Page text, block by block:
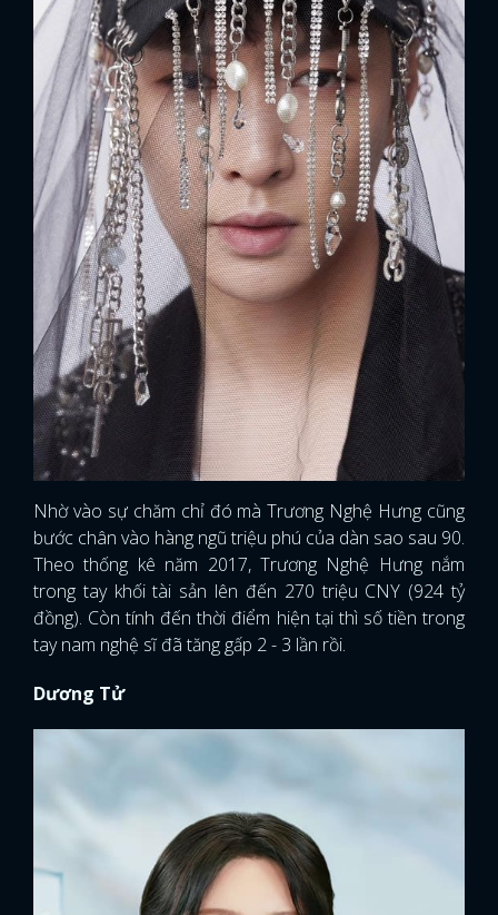
Nhờ vào sự chăm chỉ đó mà Trương Nghệ Hưng cũng
bước chân vào hàng ngũ triệu phú của dàn sao sau 90.
Theo thống kê năm 2017, Trương Nghệ Hưng nắm
trong tay khối tài sản lên đến 270 triệu CNY (924 tỷ
đồng). Còn tính đến thời điểm hiện tại thì số tiền trong
tay nam nghệ sĩ đã tăng gấp 2 - 3 lần rồi.
Dương Tử